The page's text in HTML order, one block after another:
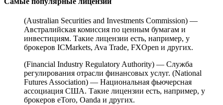
(Australian Securities and Investments Commission) —
Австралийская комиссия по ценным бумагам и
инвестициям. Такие лицензии есть, например, у
брокеров ICMarkets, Ava Trade, FXOpen и других.
(Financial Industry Regulatory Authority) — Служба
регулирования отрасли финансовых услуг. (National
Futures Association) — Национальная фьючерсная
ассоциация США. Такие лицензии есть, например, у
брокеров eToro, Oanda и других.